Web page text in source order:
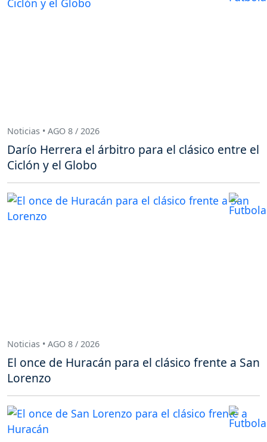
Noticias • AGO 8 / 2026
Darío Herrera el árbitro para el clásico entre el
Ciclón y el Globo
Noticias • AGO 8 / 2026
El once de Huracán para el clásico frente a San
Lorenzo